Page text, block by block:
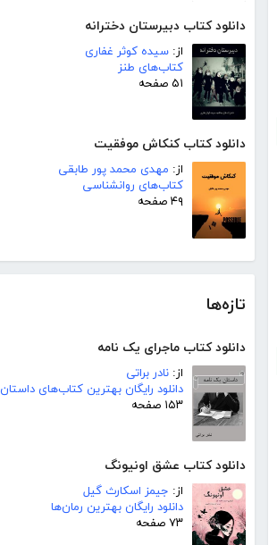
دانلود کتاب دبیرستان دخترانه
از: سیده کوثر غفاری
کتاب‌های طنز
۵۱ صفحه
دانلود کتاب کنکاش موفقیت
از: مهدی محمد پور طابقی
کتاب‌های روانشناسی
۴۹ صفحه
تازه‌ها
دانلود کتاب ماجرای یک نامه
از: نادر براتی
دانلود رایگان بهترین کتاب‌های داستان
۱۵۳ صفحه
دانلود کتاب عشق اونیونگ
از: جیمز اسکارث گیل
دانلود رایگان بهترین رمان‌ها
۷۳ صفحه